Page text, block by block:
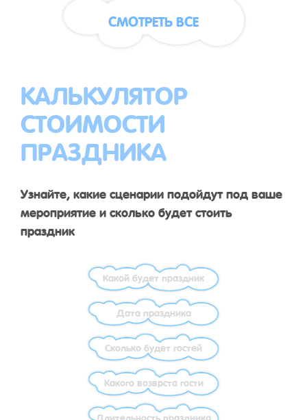
СМОТРЕТЬ ВСЕ
КАЛЬКУЛЯТОР
СТОИМОСТИ
ПРАЗДНИКА
Узнайте, какие сценарии подойдут под ваше
мероприятие и сколько будет стоить
праздник